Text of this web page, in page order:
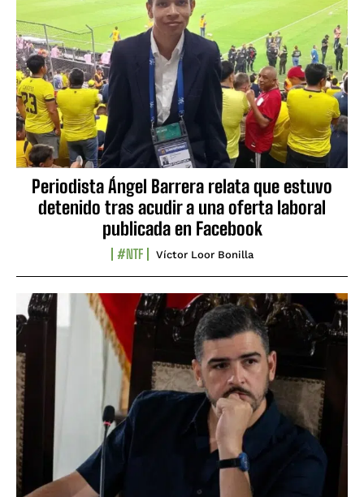
Periodista Ángel Barrera relata que estuvo
detenido tras acudir a una oferta laboral
publicada en Facebook
#NTF Víctor Loor Bonilla